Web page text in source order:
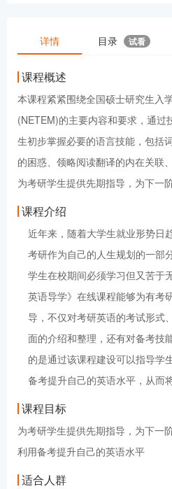
详情 目录 试看
课程概述
本课程紧紧围绕全国硕士研究生入
(NETEM)的主要内容和要求，通过
生初步掌握必要的语言技能，包括
的困惑、领略阅读翻译的内在关联
为考研学生提供先期指导，为下一
课程介绍
近年来，随着大学生就业形势日
考研作为自己的人生规划的一部
学生在校期间必须学习但又苦于
英语导学》在线课程能够为有考
导，不仅对考研英语的考试形式
面的介绍和整理，还有对备考技
的是通过该课程建设可以指导学
备考提升自己的英语水平，从而
课程目标
为考研学生提供先期指导，为下一
利用备考提升自己的英语水平
适合人群